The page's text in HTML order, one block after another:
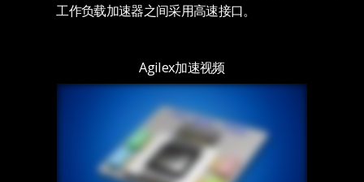
工作负载加速器之间采用高速接口。
Agilex加速视频